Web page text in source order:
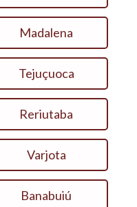
Madalena
Tejuçuoca
Reriutaba
Varjota
Banabuiú